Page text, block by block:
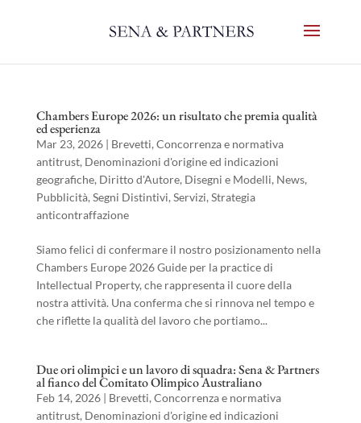
Chambers Europe 2026: un risultato che premia qualità
ed esperienza
Mar 23, 2026| Brevetti, Concorrenza e normativa
antitrust, Denominazioni d'origine ed indicazioni
geografiche, Diritto d'Autore, Disegni e Modelli, News,
Pubblicità, Segni Distintivi, Servizi, Strategia
anticontraffazione
Siamo felici di confermare il nostro posizionamento nella
Chambers Europe 2026 Guide per la practice di
Intellectual Property, che rappresenta il cuore della
nostra attività. Una conferma che si rinnova nel tempo e
che riflette la qualità del lavoro che portiamo...
Due ori olimpici e un lavoro di squadra: Sena & Partners
al fianco del Comitato Olimpico Australiano
Feb 14, 2026| Brevetti, Concorrenza e normativa
antitrust, Denominazioni d'origine ed indicazioni